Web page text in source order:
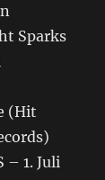
Sparks
(Hit
– 1. Juli